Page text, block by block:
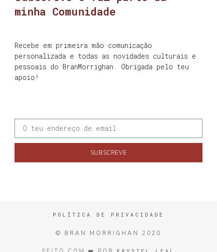
minha Comunidade
Recebe em primeira mão comunicação
personalizada e todas as novidades culturais e
pessoais do BranMorrighan. Obrigada pelo teu
apoio!
SUBSCREVE
POLÍTICA DE PRIVACIDADE
© BRAN MORRIGHAN 2020